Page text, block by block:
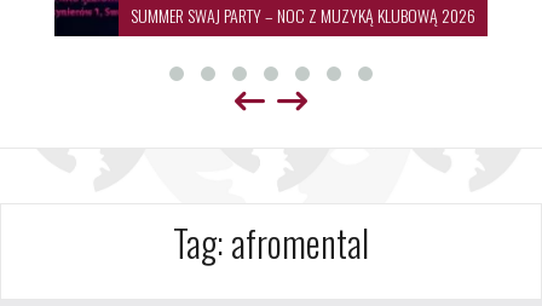
SUMMER SWAJ PARTY – NOC Z MUZYKĄ KLUBOWĄ 2026
Tag:afromental